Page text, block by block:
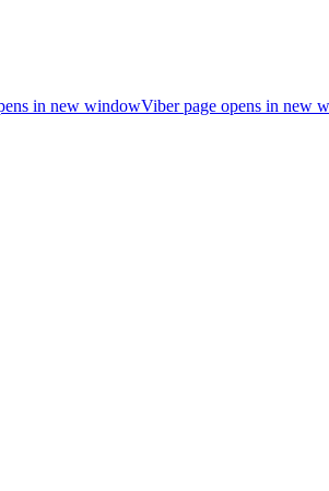
in new windowViber page opens in new